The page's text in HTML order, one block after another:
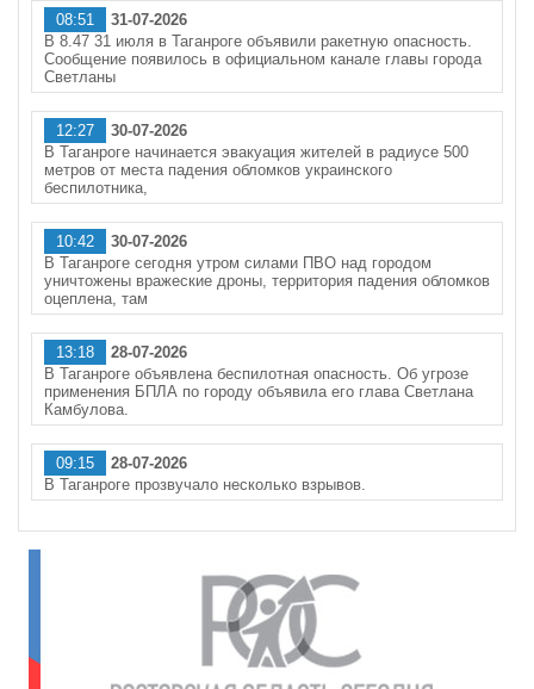
08:51
31-07-2026
В 8.47 31 июля в Таганроге объявили ракетную опасность.
Сообщение появилось в официальном канале главы города
Светланы
12:27
30-07-2026
В Таганроге начинается эвакуация жителей в радиусе 500
метров от места падения обломков украинского
беспилотника,
10:42
30-07-2026
В Таганроге сегодня утром силами ПВО над городом
уничтожены вражеские дроны, территория падения обломков
оцеплена, там
13:18
28-07-2026
В Таганроге объявлена беспилотная опасность. Об угрозе
применения БПЛА по городу объявила его глава Светлана
Камбулова.
09:15
28-07-2026
В Таганроге прозвучало несколько взрывов.